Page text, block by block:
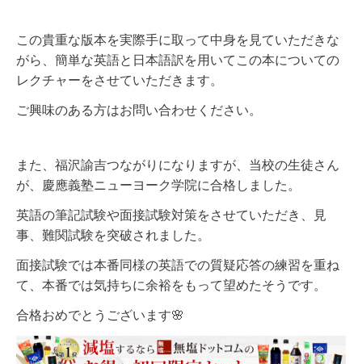
この貴重な版本を実際手に取って中身を見ていただきな
がら、簡単な英語と日本語訳を用いてこの本についての
レクチャーをさせていただきます。
ご興味のある方はお問い合わせください。
また、福沢諭吉つながりになりますが、当校の生徒さん
が、慶應義塾ニューヨーク学院に合格しました。
英語の筆記試験や面接試験対策をさせていただき、見
事、難関試験を突破されました。
面接試験では本番同様の英語での質疑応答の練習を重ね
て、本番では気持ちに余裕をもって望めたそうです。
合格おめでとうございます🌸